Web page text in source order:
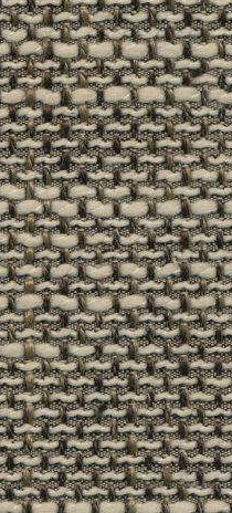
ご注文は1cm単位
仕上がりサイズに
す。
1.5倍ヒダ・2倍ヒ
レート⇒幅50～
製となります。両
ご注意ください。
料金
仕上がり幅
〜100cm
〜200cm
〜300cm
〜400cm
｢形態安定加工OK
象となります。
チェーンウェイト
きません。
丈が280cmを超え
料金（2倍ヒダ・
仕上がり幅
〜100cm
〜200cm
〜300cm
〜400cm
料金（ストレート
仕上がり幅
〜140cm